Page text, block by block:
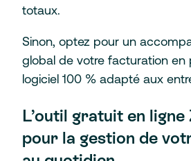
totaux.
Sinon, optez pour un
global de votre facturation en
logiciel 100 % adapté aux
L’outil gratuit en ligne
pour la gestion de